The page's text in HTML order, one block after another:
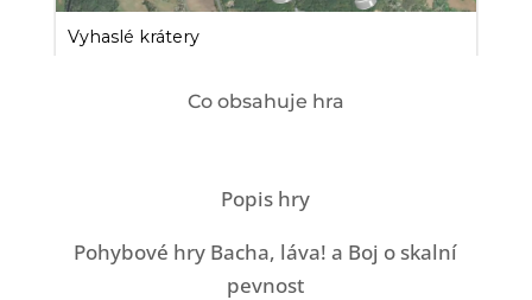
Co obsahuje hra
Popis hry
Pohybové hry Bacha, láva! a Boj o skalní
pevnost